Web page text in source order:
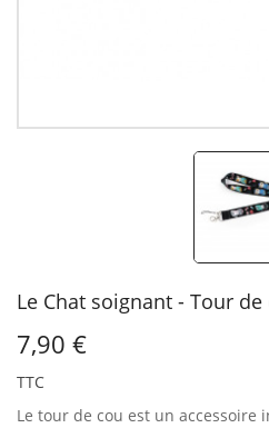
Le Chat soignant - Tour de
7,90 €
TTC
Le tour de cou est un accessoire